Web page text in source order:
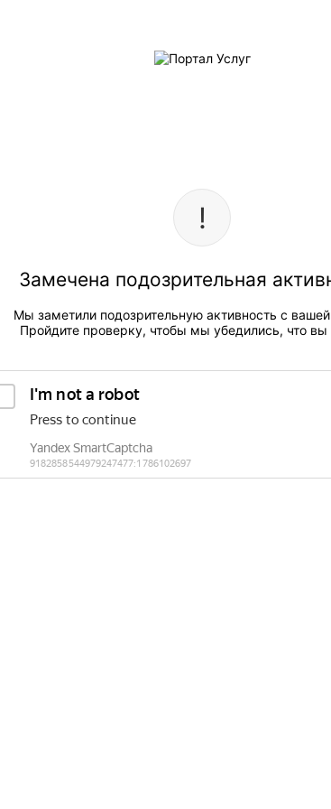
Замечена подозрительная
Мы заметили подозрительную активность с
Пройдите проверку, чтобы мы убедились, что вы